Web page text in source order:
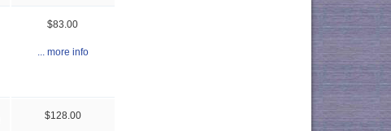
$83.00
... more info
$128.00